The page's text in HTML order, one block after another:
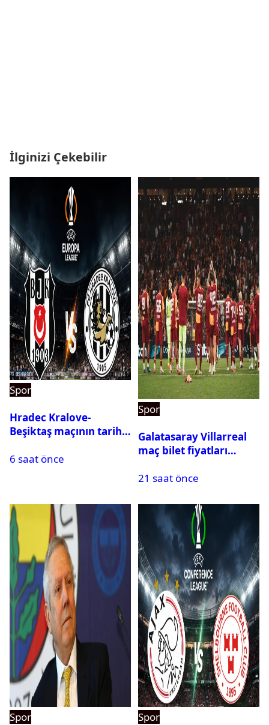
İlginizi Çekebilir
Spor
Hradec Kralove-
Beşiktaş maçının tarihi
6 saat önce
Spor
Galatasaray Villarreal
maç bilet fiyatları
21 saat önce
Spor Spor